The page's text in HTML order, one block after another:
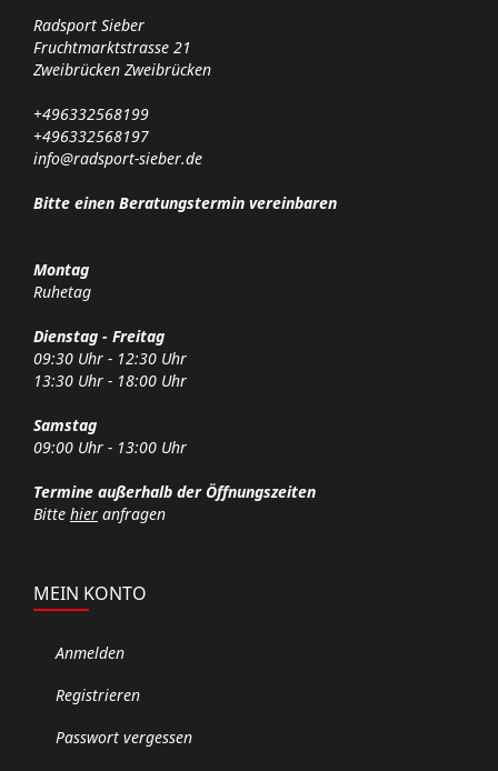
Radsport Sieber
Fruchtmarktstrasse 21
Zweibrücken Zweibrücken
+496332568199
+496332568197
info@radsport-sieber.de
Bitte einen Beratungstermin vereinbaren
Montag
Ruhetag
Dienstag - Freitag
09:30 Uhr - 12:30 Uhr
13:30 Uhr - 18:00 Uhr
Samstag
09:00 Uhr - 13:00 Uhr
Termine außerhalb der Öffnungszeiten
Bitte hier anfragen
MEIN KONTO
Anmelden
Registrieren
Passwort vergessen